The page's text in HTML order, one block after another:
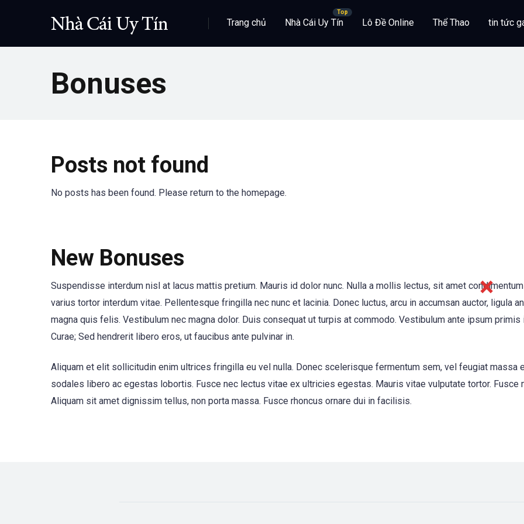
Trang chủ Nhà Cái Uy Tín Lô Đề Online Thể Thao tin tức
Bonuses
Posts not found
No posts has been found. Please return to the homepage.
New Bonuses
Suspendisse interdum nisl at lacus mattis pretium. Mauris id dolor nunc. Nulla a mollis lectus, sit amet
varius tortor interdum vitae. Pellentesque fringilla nec nunc et lacinia. Donec luctus, arcu in accumsan auctor, ligula
magna quis felis. Vestibulum nec magna dolor. Duis consequat ut turpis at commodo. Vestibulum ante ipsum
Curae; Sed hendrerit libero eros, ut faucibus ante pulvinar in.
Aliquam et elit sollicitudin enim ultrices fringilla eu vel nulla. Donec scelerisque fermentum sem, vel feugiat
sodales libero ac egestas lobortis. Fusce nec lectus vitae ex ultricies egestas. Mauris vitae vulputate tortor. Fusce
Aliquam sit amet dignissim tellus, non porta massa. Fusce rhoncus ornare dui in facilisis.